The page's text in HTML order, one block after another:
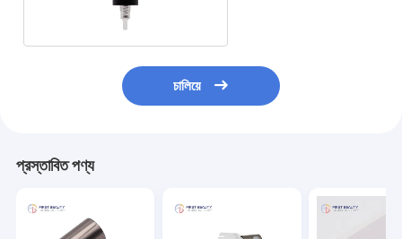
চালিয়ে
প্রস্তাবিত পণ্য